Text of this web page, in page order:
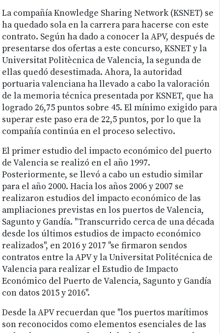
La compañía Knowledge Sharing Network (KSNET) se
ha quedado sola en la carrera para hacerse con este
contrato. Según ha dado a conocer la APV, después de
presentarse dos ofertas a este concurso, KSNET y la
Universitat Politècnica de Valencia, la segunda de
ellas quedó desestimada. Ahora, la autoridad
portuaria valenciana ha llevado a cabo la valoración
de la memoria técnica presentada por KSNET, que ha
logrado 26,75 puntos sobre 45. El mínimo exigido para
superar este paso era de 22,5 puntos, por lo que la
compañía continúa en el proceso selectivo.
El primer estudio del impacto económico del puerto
de Valencia se realizó en el año 1997.
Posteriormente, se llevó a cabo un estudio similar
para el año 2000. Hacia los años 2006 y 2007 se
realizaron estudios del impacto económico de las
ampliaciones previstas en los puertos de Valencia,
Sagunto y Gandía. "Transcurrido cerca de una década
desde los últimos estudios de impacto económico
realizados", en 2016 y 2017 "se firmaron sendos
contratos entre la APV y la Universitat Politécnica de
Valencia para realizar el Estudio de Impacto
Económico del Puerto de Valencia, Sagunto y Gandía
con datos 2015 y 2016".
Desde la APV recuerdan que "los puertos marítimos
son reconocidos como elementos esenciales de las